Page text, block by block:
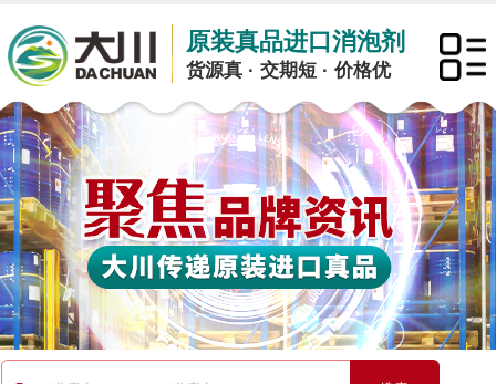
原装真品进口消泡剂
货源真 · 交期短 · 价格优